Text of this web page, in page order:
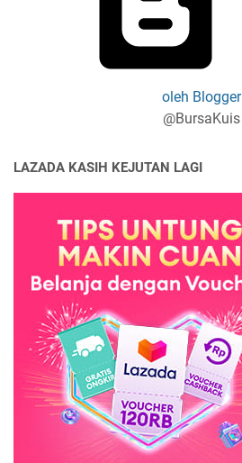
oleh Blogger
@BursaKuis
LAZADA KASIH KEJUTAN LAGI